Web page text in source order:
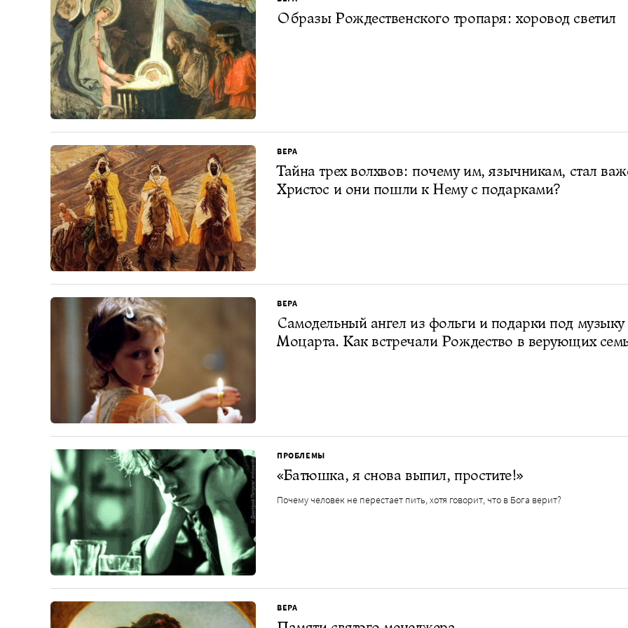
Образы Рождественского тропаря: хоровод светил
ВЕРА
Тайна трех волхвов: почему им, язычникам, стал
Христос и они пошли к Нему с подарками?
ВЕРА
Самодельный ангел из фольги и подарки под музыку
Моцарта. Как встречали Рождество в верующих
ПРОБЛЕМЫ
«Батюшка, я снова выпил, простите!»
Почему человек не перестает пить, хотя говорит, что в Бога верит?
ВЕРА